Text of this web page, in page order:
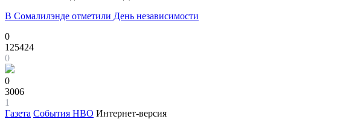
В Сомалилэнде отметили День независимости
0
125424
0
0
3006
1
Газета События НВО Интернет-версия